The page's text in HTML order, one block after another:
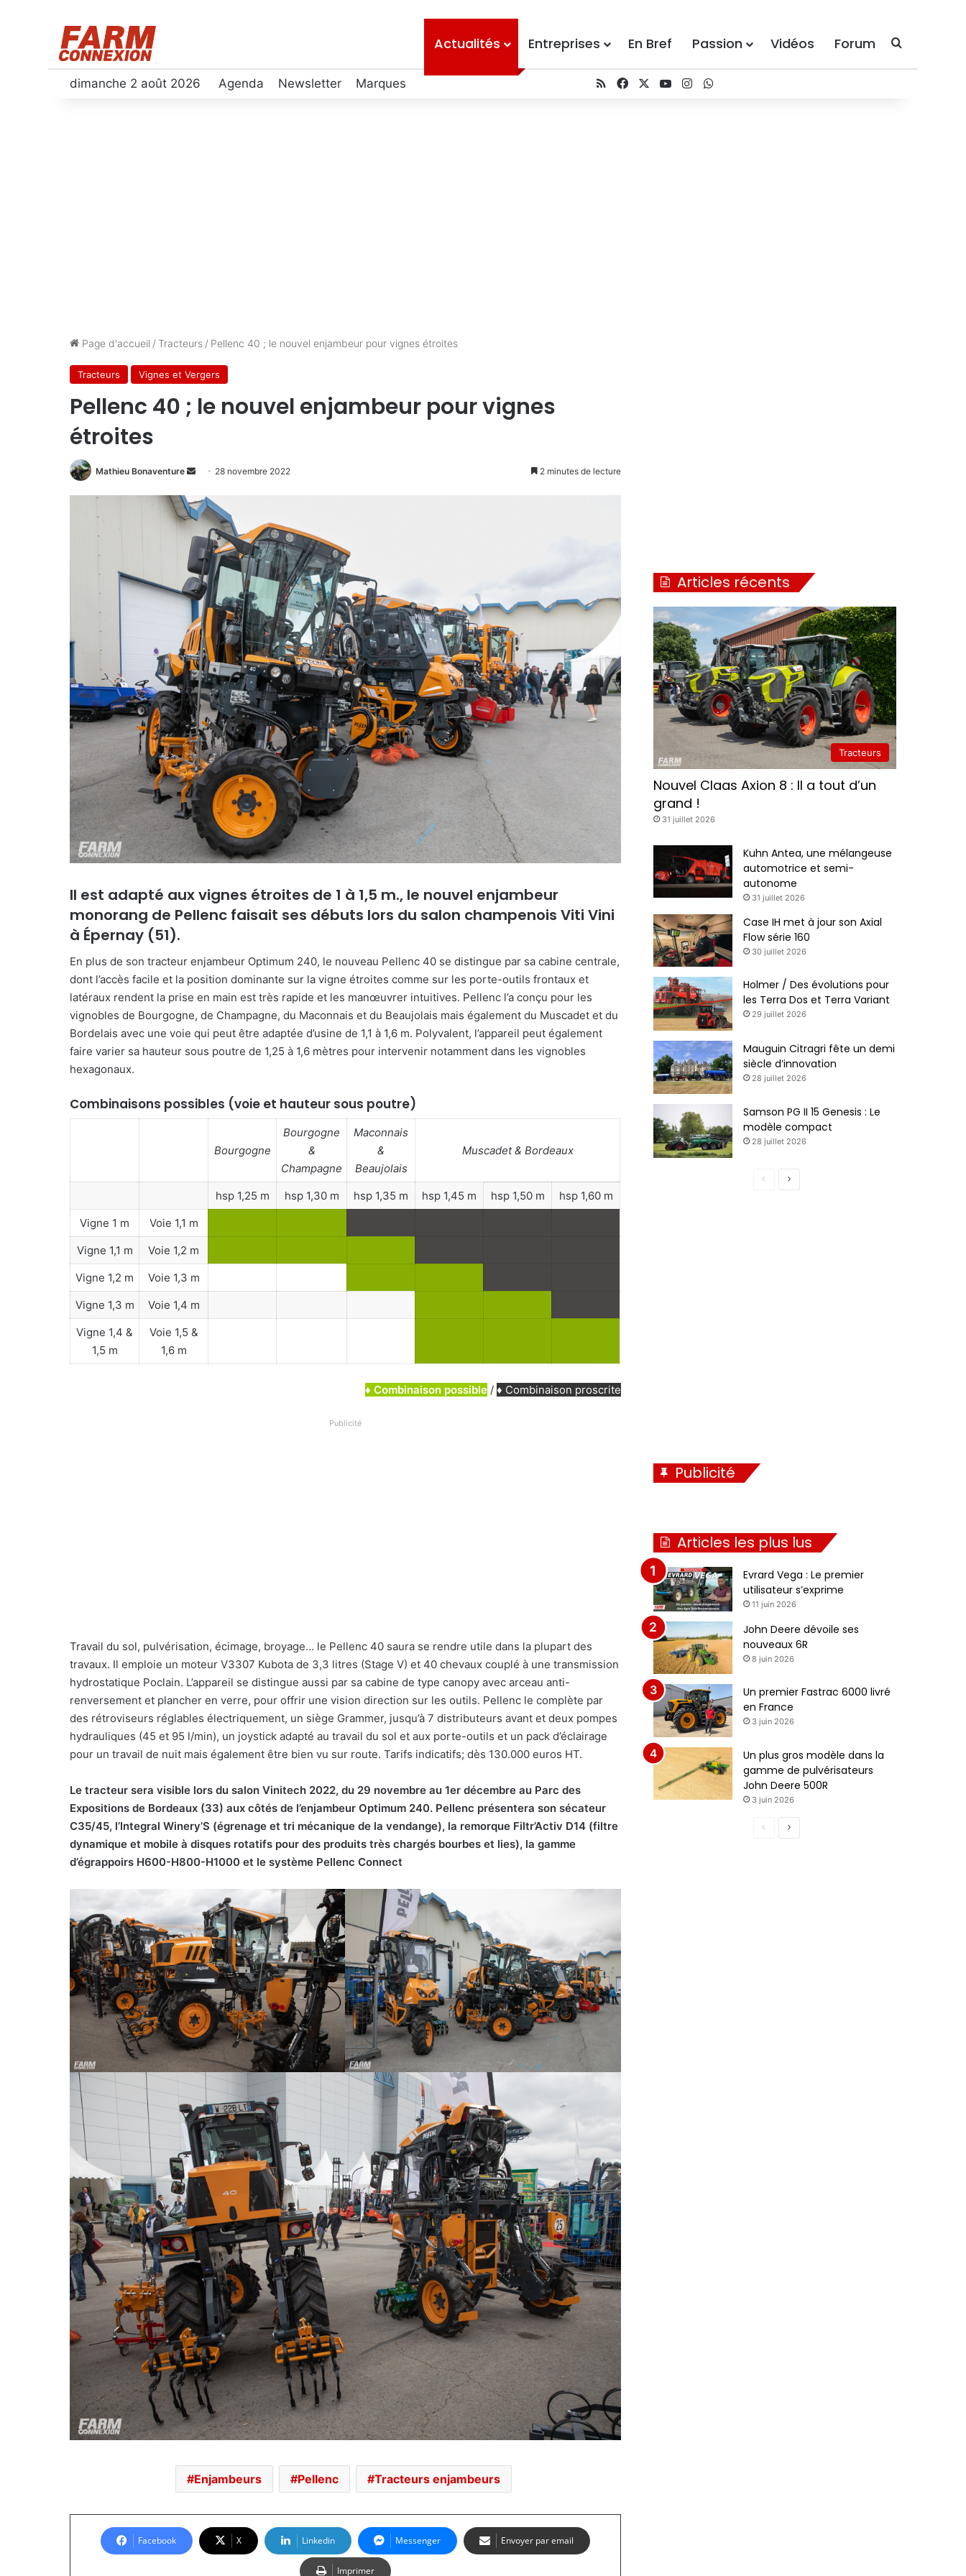
Actualités Entreprises En Bref Passion Vidéos Forum Recherche
dimanche 2 août 2026 Agenda Newsletter Marques RSSFacebookYouTubeInstagram
Page d'accueil /Tracteurs / Pellenc 40 ; le nouvel enjambeur pour vignes étroites
Tracteurs Vignes et Vergers
Pellenc 40 ; le nouvel enjambeur pour vignes
étroites
Mathieu Bonaventure
Envoyer
courriel
28 novembre 2022 2 minutes de lecture
Il est adapté aux vignes étroites de 1 à 1,5 m., le nouvel enjambeur
monorang de Pellenc faisait ses débuts lors du salon champenois Viti Vini
à Épernay (51).
En plus de son tracteur enjambeur Optimum 240, le nouveau Pellenc 40 se distingue par sa cabine centrale,
dont l’accès facile et la position dominante sur la vigne étroites comme sur les porte-outils frontaux et
latéraux rendent la prise en main est très rapide et les manœuvrer intuitives. Pellenc l’a conçu pour les
vignobles de Bourgogne, de Champagne, du Maconnais et du Beaujolais mais également du Muscadet et du
Bordelais avec une voie qui peut être adaptée d’usine de 1,1 à 1,6 m. Polyvalent, l’appareil peut également
faire varier sa hauteur sous poutre de 1,25 à 1,6 mètres pour intervenir notamment dans les vignobles
hexagonaux.
Combinaisons possibles (voie et hauteur sous poutre)
Bourgogne
Bourgogne
&
Champagne
Maconnais
&
Beaujolais
Muscadet & Bordeaux
hsp 1,25 m hsp 1,30 m hsp 1,35 m hsp 1,45 m hsp 1,50 m
hsp 1,60 m
Vigne 1 m
Voie 1,1 m
Vigne 1,1 m
Voie 1,2 m
Vigne 1,2 m
Voie 1,3 m
Vigne 1,3 m
Voie 1,4 m
Vigne 1,4 &
1,5 m
Voie 1,5 &
1,6 m
♦ Combinaison possible/ ♦ Combinaison proscrite
Publicité
Travail du sol, pulvérisation, écimage, broyage… le Pellenc 40 saura se rendre utile dans la plupart des
travaux. Il emploie un moteur V3307 Kubota de 3,3 litres (Stage V) et 40 chevaux couplé à une transmission
hydrostatique Poclain. L’appareil se distingue aussi par sa cabine de type canopy avec arceau anti-
renversement et plancher en verre, pour offrir une vision direction sur les outils. Pellenc le complète par
des rétroviseurs réglables électriquement, un siège Grammer, jusqu’à 7 distributeurs avant et deux pompes
hydrauliques (45 et 95 l/min), un joystick adapté au travail du sol et aux porte-outils et un pack d’éclairage
pour un travail de nuit mais également être bien vu sur route. Tarifs indicatifs; dès 130.000 euros HT.
Le tracteur sera visible lors du salon Vinitech 2022, du 29 novembre au 1er décembre au Parc des
Expositions de Bordeaux (33) aux côtés de l’enjambeur Optimum 240. Pellenc présentera son sécateur
C35/45, l’Integral Winery’S (égrenage et tri mécanique de la vendange), la remorque Filtr’Activ D14 (filtre
dynamique et mobile à disques rotatifs pour des produits très chargés bourbes et lies), la gamme
d’égrappoirs H600-H800-H1000 et le système Pellenc Connect
Enjambeurs Pellenc Tracteurs enjambeurs
Facebook X Linkedin Messenger Envoyer par email
Imprimer
Articles récents
Tracteurs
Nouvel Claas Axion 8 : Il a tout d’un
grand !
31 juillet 2026
Kuhn Antea, une mélangeuse
automotrice et semi-
autonome
31 juillet 2026
Case IH met à jour son Axial
Flow série 160
30 juillet 2026
Holmer / Des évolutions pour
les Terra Dos et Terra Variant
29 juillet 2026
Mauguin Citragri fête un demi
siècle d’innovation
28 juillet 2026
Samson PG II 15 Genesis : Le
modèle compact
28 juillet 2026
Page
Publicité
Articles les plus lus
Evrard Vega : Le premier
utilisateur s’exprime
11 juin 2026
John Deere dévoile ses
nouveaux 6R
8 juin 2026
Un premier Fastrac 6000 livré
en France
3 juin 2026
Un plus gros modèle dans la
gamme de pulvérisateurs
John Deere 500R
3 juin 2026
Page